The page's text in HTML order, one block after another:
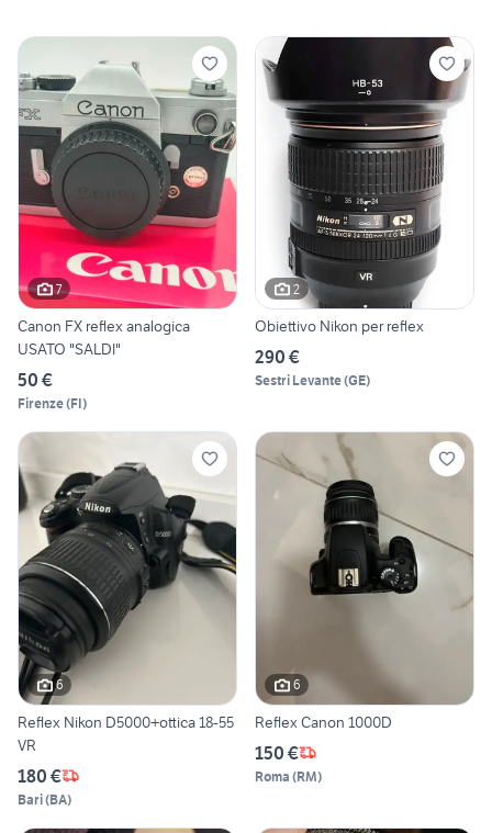
7
Canon FX reflex analogica
USATO "SALDI"
50 €
Firenze(FI)
2
Obiettivo Nikon per reflex
290 €
Sestri Levante(GE)
6
Reflex Nikon D5000+ottica 18-55
VR
180 €
Bari(BA)
6
Reflex Canon 1000D
150 €
Roma (RM)